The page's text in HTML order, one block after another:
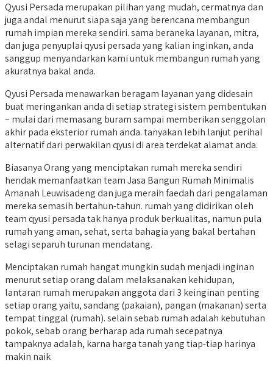
Qyusi Persada merupakan pilihan yang mudah, cermatnya dan
juga andal menurut siapa saja yang berencana membangun
rumah impian mereka sendiri. sama beraneka layanan, mitra,
dan juga penyuplai qyusi persada yang kalian inginkan, anda
sanggup menyandarkan kami untuk membangun rumah yang
akuratnya bakal anda.
Qyusi Persada menawarkan beragam layanan yang didesain
buat meringankan anda di setiap strategi sistem pembentukan
– mulai dari memasang buram sampai memberikan senggolan
akhir pada eksterior rumah anda. tanyakan lebih lanjut perihal
alternatif dari perwakilan qyusi di area terdekat alamat anda.
Biasanya Orang yang menciptakan rumah mereka sendiri
hendak memanfaatkan team Jasa Bangun Rumah Minimalis
Amanah Leuwisadeng dan juga meraih faedah dari pengalaman
mereka semasih bertahun-tahun. rumah yang didirikan oleh
team qyusi persada tak hanya produk berkualitas, namun pula
rumah yang aman, sehat, serta bahagia yang bakal bertahan
selagi separuh turunan mendatang.
Menciptakan rumah hangat mungkin sudah menjadi inginan
menurut setiap orang dalam melaksanakan kehidupan,
lantaran rumah merupakan anggota dari 3 keinginan penting
setiap orang yaitu, sandang (pakaian), pangan (makanan) serta
tempat tinggal (rumah). selain sebab rumah adalah kebutuhan
pokok, sebab orang berharap ada rumah secepatnya
tampaknya adalah, karna harga tanah yang tiap-tiap harinya
makin naik